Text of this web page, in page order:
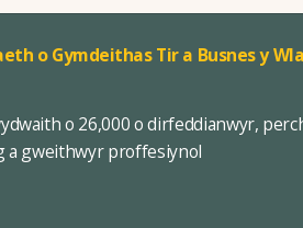
o Gymdeithas Tir a Busnes y
o 26,000 o dirfeddianwyr,
a gweithwyr proffesiynol